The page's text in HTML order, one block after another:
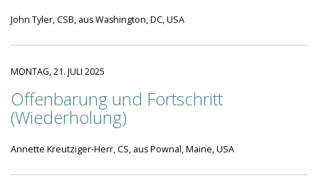
John Tyler, CSB, aus Washington, DC, USA
MONTAG, 21. JULI 2025
Offenbarung und Fortschritt
(Wiederholung)
Annette Kreutziger-Herr, CS, aus Pownal, Maine, USA